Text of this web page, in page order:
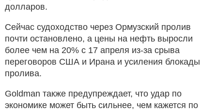
долларов.
Сейчас судоходство через Ормузский пролив
почти остановлено, а цены на нефть выросли
более чем на 20% с 17 апреля из-за срыва
переговоров США и Ирана и усиления блокады
пролива.
Goldman также предупреждает, что удар по
экономике может быть сильнее, чем кажется по